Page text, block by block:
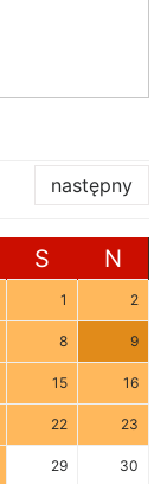
następny
S N
1 2
8 9
15 16
22 23
29 30